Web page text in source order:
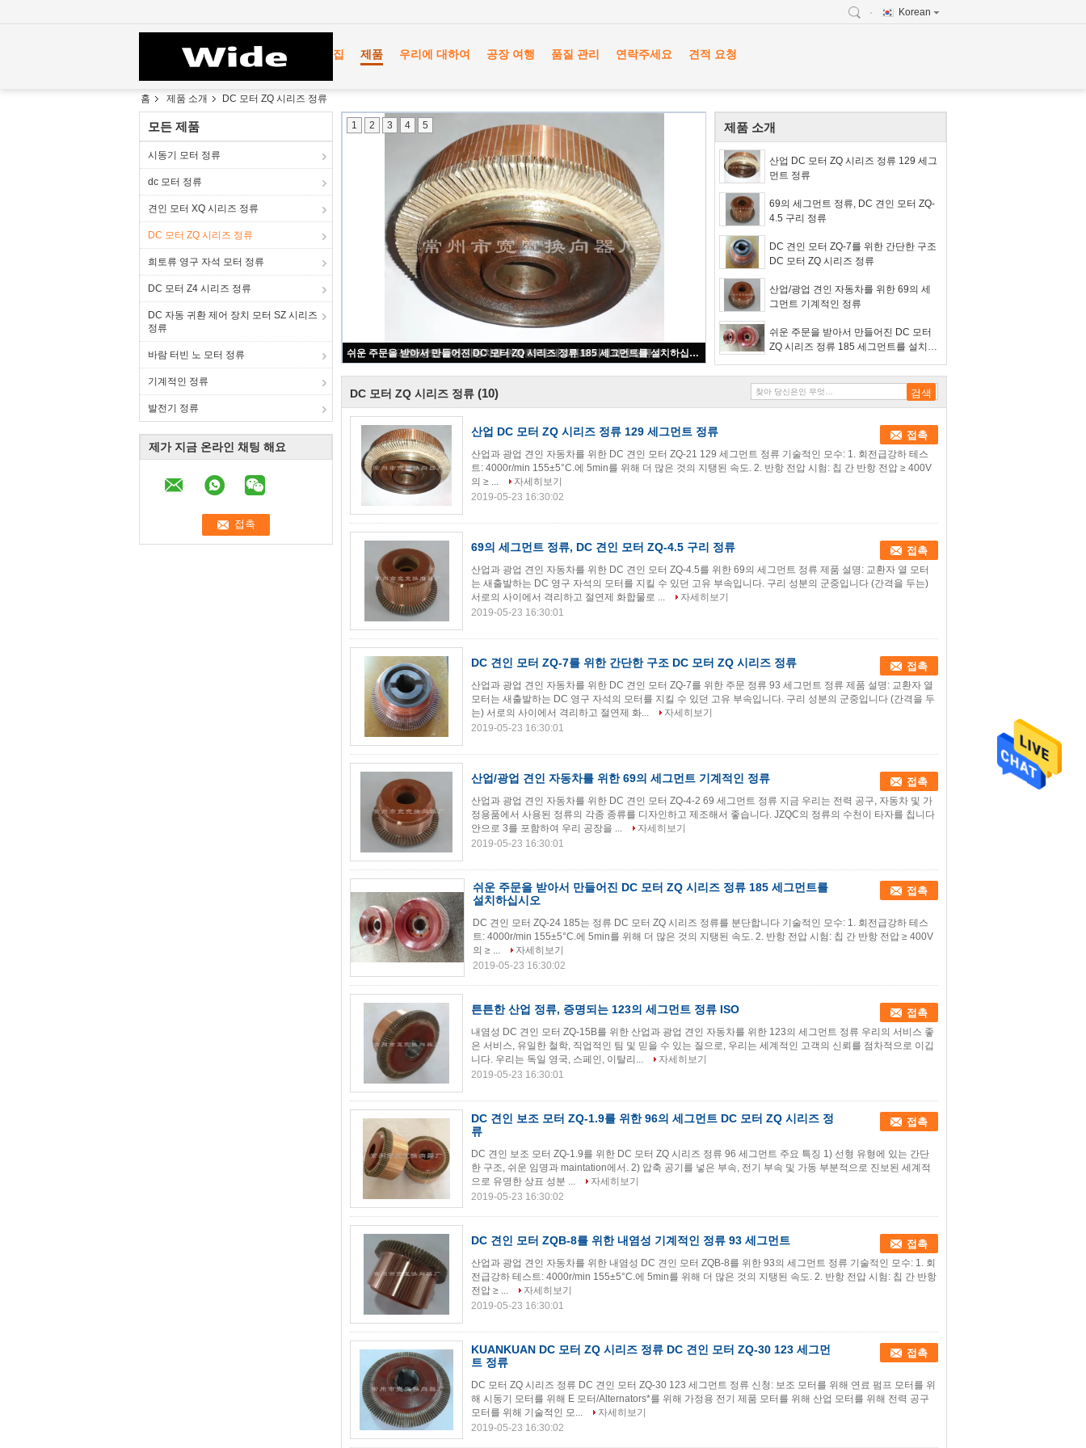
Korean
집 제품 우리에 대하여 공장 여행 품질 관리 연락주세요 견적 요청
홈 제품 소개 DC 모터 ZQ 시리즈 정류
모든 제품
시동기 모터 정류
dc 모터 정류
견인 모터 XQ 시리즈 정류
DC 모터 ZQ 시리즈 정류
희토류 영구 자석 모터 정류
DC 모터 Z4 시리즈 정류
DC 자동 귀환 제어 장치 모터 SZ 시리즈
정류
바람 터빈 노 모터 정류
기계적인 정류
발전기 정류
제가 지금 온라인 채팅 해요
산업 DC 모터 ZQ 시리즈 정류 129 세그먼트 정류
69의 세그먼트 정류, DC 견인 모터 ZQ-4.5 구리 정류
DC 견인 모터 ZQ-7를 위한 간단한 구조 DC 모터 ZQ 시리즈 정류
산업/광업 견인 자동차를 위한 69의 세그먼트 기계적인 정류 쉬운 주문을 받아서 만들어진 DC 모터 ZQ 시리즈 정류 185 세그먼트를 설치하십시오
1 2 3 4 5 제품 소개
산업 DC 모터 ZQ 시리즈 정류 129 세그
먼트 정류
69의 세그먼트 정류, DC 견인 모터 ZQ-
4.5 구리 정류
DC 견인 모터 ZQ-7를 위한 간단한 구조
DC 모터 ZQ 시리즈 정류
산업/광업 견인 자동차를 위한 69의 세
그먼트 기계적인 정류
쉬운 주문을 받아서 만들어진 DC 모터
ZQ 시리즈 정류 185 세그먼트를 설치하
DC 모터 ZQ 시리즈 정류 (10)
산업 DC 모터 ZQ 시리즈 정류 129 세그먼트 정류 접촉
산업과 광업 견인 자동차를 위한 DC 견인 모터 ZQ-21 129 세그먼트 정류 기술적인 모수: 1. 회전급강하 테스
트: 4000r/min 155±5°C.에 5min를 위해 더 많은 것의 지탱된 속도. 2. 반항 전압 시험: 칩 간 반항 전압 ≥ 400V
의 ≥ ...
자세히보기
2019-05-23 16:30:02
69의 세그먼트 정류, DC 견인 모터 ZQ-4.5 구리 정류 접촉
산업과 광업 견인 자동차를 위한 DC 견인 모터 ZQ-4.5를 위한 69의 세그먼트 정류 제품 설명: 교환자 열 모터
는 새출발하는 DC 영구 자석의 모터를 지킬 수 있던 고유 부속입니다. 구리 성분의 군중입니다 (간격을 두는)
서로의 사이에서 격리하고 절연제 화합물로 ...
자세히보기
2019-05-23 16:30:01
DC 견인 모터 ZQ-7를 위한 간단한 구조 DC 모터 ZQ 시리즈 정류 접촉
산업과 광업 견인 자동차를 위한 DC 견인 모터 ZQ-7를 위한 주문 정류 93 세그먼트 정류 제품 설명: 교환자 열
모터는 새출발하는 DC 영구 자석의 모터를 지킬 수 있던 고유 부속입니다. 구리 성분의 군중입니다 (간격을 두
는) 서로의 사이에서 격리하고 절연제 화...
자세히보기
2019-05-23 16:30:01
산업/광업 견인 자동차를 위한 69의 세그먼트 기계적인 정류 접촉
산업과 광업 견인 자동차를 위한 DC 견인 모터 ZQ-4-2 69 세그먼트 정류 지금 우리는 전력 공구, 자동차 및 가
정용품에서 사용된 정류의 각종 종류를 디자인하고 제조해서 좋습니다. JZQC의 정류의 수천이 타자를 칩니다
안으로 3를 포함하여 우리 공장을 ...
자세히보기
2019-05-23 16:30:01
쉬운 주문을 받아서 만들어진 DC 모터 ZQ 시리즈 정류 185 세그먼트를
설치하십시오
접촉
DC 견인 모터 ZQ-24 185는 정류 DC 모터 ZQ 시리즈 정류를 분단합니다 기술적인 모수: 1. 회전급강하 테스
트: 4000r/min 155±5°C.에 5min를 위해 더 많은 것의 지탱된 속도. 2. 반항 전압 시험: 칩 간 반항 전압 ≥ 400V
의 ≥ ...
자세히보기
2019-05-23 16:30:02
튼튼한 산업 정류, 증명되는 123의 세그먼트 정류 ISO 접촉
내염성 DC 견인 모터 ZQ-15B를 위한 산업과 광업 견인 자동차를 위한 123의 세그먼트 정류 우리의 서비스 좋
은 서비스, 유일한 철학, 직업적인 팀 및 믿을 수 있는 질으로, 우리는 세계적인 고객의 신뢰를 점차적으로 이깁
니다. 우리는 독일 영국, 스페인, 이탈리...
자세히보기
2019-05-23 16:30:01
DC 견인 보조 모터 ZQ-1.9를 위한 96의 세그먼트 DC 모터 ZQ 시리즈 정
류
접촉
DC 견인 보조 모터 ZQ-1.9를 위한 DC 모터 ZQ 시리즈 정류 96 세그먼트 주요 특징 1) 선형 유형에 있는 간단
한 구조, 쉬운 임명과 maintation에서. 2) 압축 공기를 넣은 부속, 전기 부속 및 가동 부분적으로 진보된 세계적
으로 유명한 상표 성분 ...
자세히보기
2019-05-23 16:30:02
DC 견인 모터 ZQB-8를 위한 내염성 기계적인 정류 93 세그먼트 접촉
산업과 광업 견인 자동차를 위한 내염성 DC 견인 모터 ZQB-8를 위한 93의 세그먼트 정류 기술적인 모수: 1. 회
전급강하 테스트: 4000r/min 155±5°C.에 5min를 위해 더 많은 것의 지탱된 속도. 2. 반항 전압 시험: 칩 간 반항
전압 ≥ ...
자세히보기
2019-05-23 16:30:01
KUANKUAN DC 모터 ZQ 시리즈 정류 DC 견인 모터 ZQ-30 123 세그먼
트 정류
접촉
DC 모터 ZQ 시리즈 정류 DC 견인 모터 ZQ-30 123 세그먼트 정류 신청: 보조 모터를 위해 연료 펌프 모터를 위
해 시동기 모터를 위해 E 모터/Alternators*를 위해 가정용 전기 제품 모터를 위해 산업 모터를 위해 전력 공구
모터를 위해 기술적인 모...
자세히보기
2019-05-23 16:30:02